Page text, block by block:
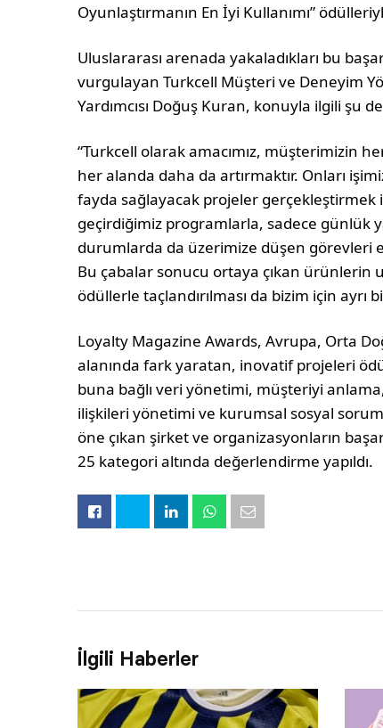
Oyunlaştırmanın En İyi Kullanımı”
Uluslararası arenada yakaladıkları bu
vurgulayan Turkcell Müşteri ve Deneyim
Yardımcısı Doğuş Kuran, konuyla ilgili şu
“Turkcell olarak amacımız, müşterimizin
her alanda daha da artırmaktır. Onları
fayda sağlayacak projeler gerçekleştirmek
geçirdiğimiz programlarla, sadece günlük
durumlarda da üzerimize düşen görevleri
Bu çabalar sonucu ortaya çıkan ürünlerin
ödüllerle taçlandırılması da bizim için ayrı
Loyalty Magazine Awards, Avrupa, Orta
alanında fark yaratan, inovatif projeleri
buna bağlı veri yönetimi, müşteriyi
ilişkileri yönetimi ve kurumsal sosyal
öne çıkan şirket ve organizasyonların
25 kategori altında değerlendirme yapıldı.
İlgili Haberler